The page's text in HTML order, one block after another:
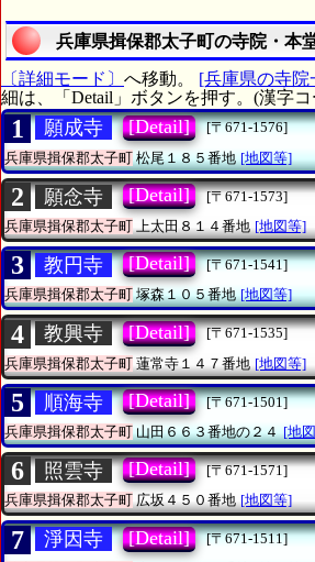
兵庫県揖保郡太子町の寺院・本
〔詳細モード〕 へ移動。 [兵庫県の寺院
細は、「Detail」ボタンを押す。(漢字
1 願成寺 [Detail]
[〒671-1576]
兵庫県揖保郡太子町松尾１８５番地 [地図等]
2 願念寺 [Detail]
[〒671-1573]
兵庫県揖保郡太子町上太田８１４番地 [地図等]
3 教円寺 [Detail]
[〒671-1541]
兵庫県揖保郡太子町塚森１０５番地 [地図等]
4 教興寺 [Detail]
[〒671-1535]
兵庫県揖保郡太子町 蓮常寺１４７番地 [地図等]
5 順海寺 [Detail]
[〒671-1501]
兵庫県揖保郡太子町山田６６３番地の２４ [地
6 照雲寺 [Detail]
[〒671-1571]
兵庫県揖保郡太子町広坂４５０番地 [地図等]
7 淨因寺 [Detail]
[〒671-1511]